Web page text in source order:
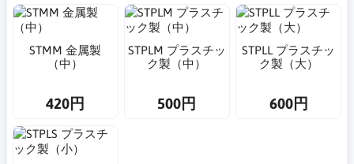
STMM 金属製
（中）
420円
STPLM プラスチッ
ク製（中）
500円
STPLL プラスチッ
ク製（大）
600円